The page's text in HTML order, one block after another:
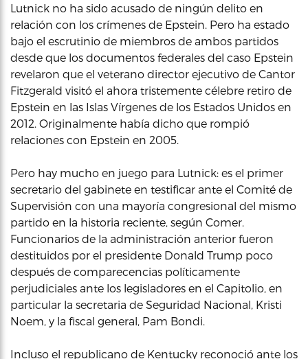
Lutnick no ha sido acusado de ningún delito en
relación con los crímenes de Epstein. Pero ha estado
bajo el escrutinio de miembros de ambos partidos
desde que los documentos federales del caso Epstein
revelaron que el veterano director ejecutivo de Cantor
Fitzgerald visitó el ahora tristemente célebre retiro de
Epstein en las Islas Vírgenes de los Estados Unidos en
2012. Originalmente había dicho que rompió
relaciones con Epstein en 2005.
Pero hay mucho en juego para Lutnick: es el primer
secretario del gabinete en testificar ante el Comité de
Supervisión con una mayoría congresional del mismo
partido en la historia reciente, según Comer.
Funcionarios de la administración anterior fueron
destituidos por el presidente Donald Trump poco
después de comparecencias políticamente
perjudiciales ante los legisladores en el Capitolio, en
particular la secretaria de Seguridad Nacional, Kristi
Noem, y la fiscal general, Pam Bondi.
Incluso el republicano de Kentucky reconoció ante los